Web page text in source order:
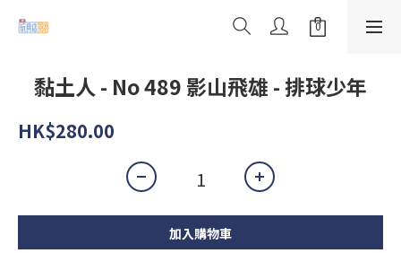
黏土人 - No 489 影山飛雄 - 排球少年
HK$280.00
加入購物車